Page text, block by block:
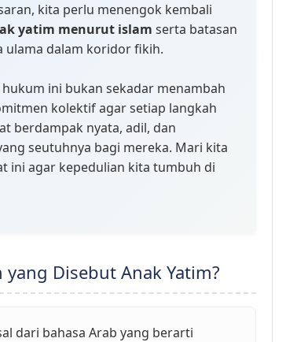
kita perlu menengok kembali
yatim menurut islam serta batasan
ulama dalam koridor fikih.
ini bukan sekadar menambah
kolektif agar setiap langkah
berdampak nyata, adil, dan
seutuhnya bagi mereka. Mari kita
ini agar kepedulian kita tumbuh di
Disebut Anak Yatim?
dari bahasa Arab yang berarti